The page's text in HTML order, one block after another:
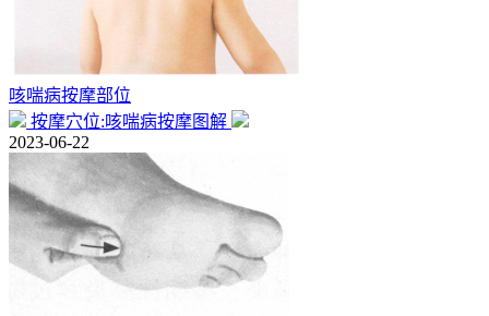
咳喘病按摩部位
按摩穴位:咳喘病按摩图解
2023-06-22